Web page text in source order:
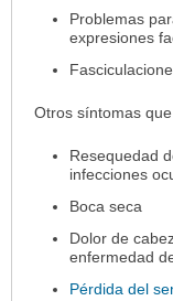
Problemas
expresiones
Otros síntomas
Resequedad
infecciones
Boca seca
Dolor de
enfermedad
Pérdida del